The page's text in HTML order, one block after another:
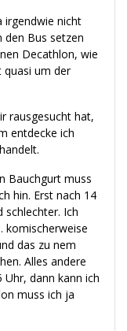
irgendwie nicht
den Bus setzen
Decathlon, wie
quasi um der
rausgesucht hat,
entdecke ich
Bauchgurt muss
hin. Erst nach 14
schlechter. Ich
komischerweise
das zu nem
Alles andere
dann kann ich
muss ich ja